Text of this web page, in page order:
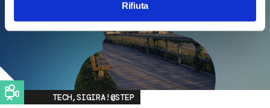
Rifiuta
Image
TECH,SIGIRA!@STEP